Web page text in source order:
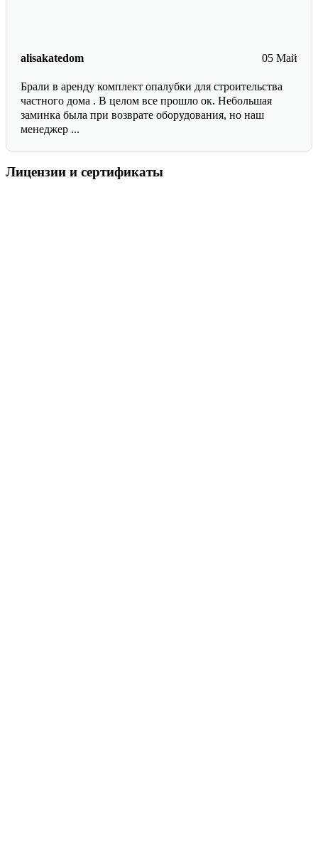
05 Май
alisakatedom
Брали в аренду комплект опалубки для строительства
частного дома . В целом все прошло ок. Небольшая
заминка была при возврате оборудования, но наш
менеджер ...
Лицензии и сертификаты